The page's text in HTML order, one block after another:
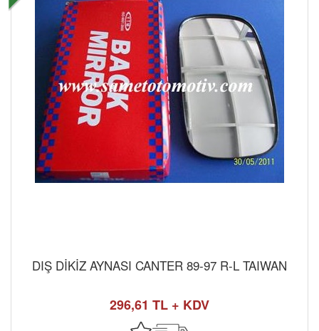
DIŞ DİKİZ AYNASI CANTER 89-97 R-L TAIWAN
296,61 TL + KDV